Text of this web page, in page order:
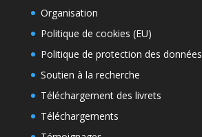
Organisation
Politique de cookies (EU)
Politique de protection des données
Soutien à la recherche
Téléchargement des livrets
Téléchargements